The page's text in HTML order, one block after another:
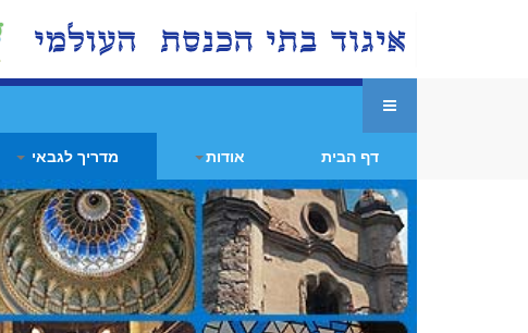
דף הבית אודות מדריך לגבאי